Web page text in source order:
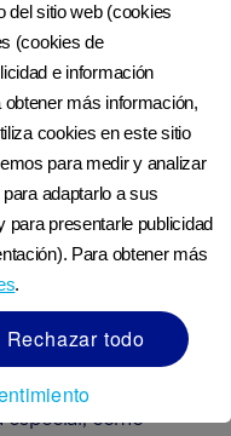
durante el
de peso
consecuencias
ha relacionado con
al nacer y un
12.
dieta
especial, como
del sitio web (cookies
(cookies de
e información
más información,
cookies en este sitio
para medir y analizar
adaptarlo a sus
para presentarle publicidad
Para obtener más
.
Rechazar todo